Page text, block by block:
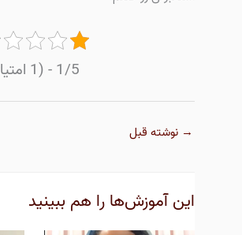
1/5 - (1 امتیاز)
→ نوشته قبل
این آموزش‌ها را هم ببینید